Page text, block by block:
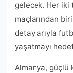
gelecek. Her iki
maçlarından
detaylarıyla
yaşatmayı
Almanya, güçlü